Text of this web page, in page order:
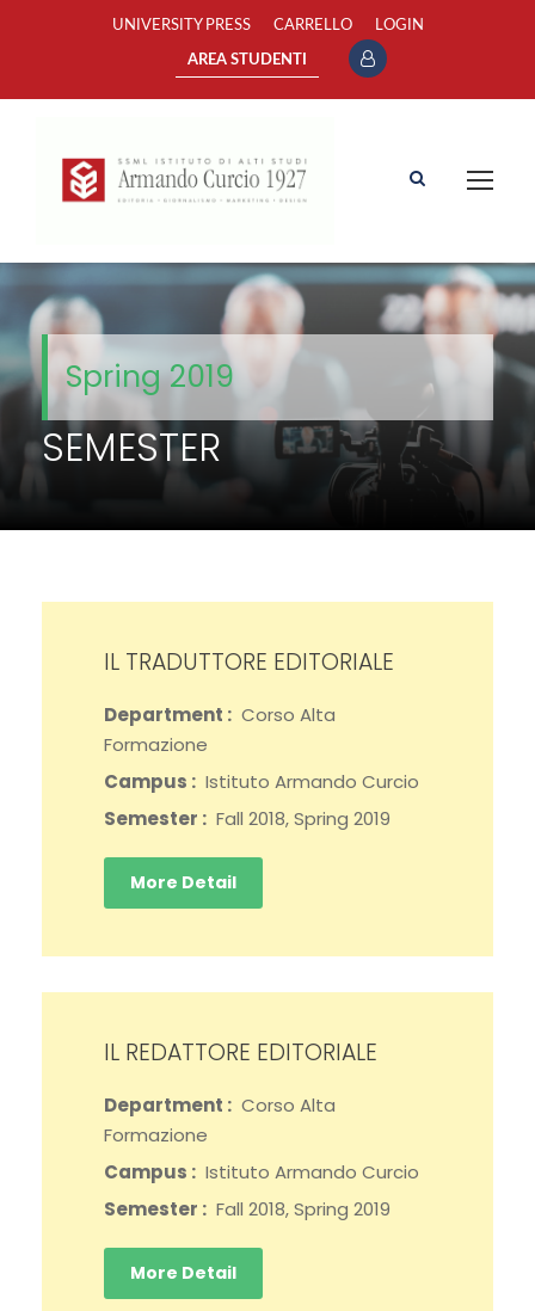
UNIVERSITY PRESS CARRELLO LOGIN
AREA STUDENTI
Spring 2019
SEMESTER
IL TRADUTTORE EDITORIALE
Department : Corso Alta
Formazione
Campus : Istituto Armando Curcio
Semester : Fall 2018, Spring 2019
More Detail
IL REDATTORE EDITORIALE
Department : Corso Alta
Formazione
Campus : Istituto Armando Curcio
Semester : Fall 2018, Spring 2019
More Detail